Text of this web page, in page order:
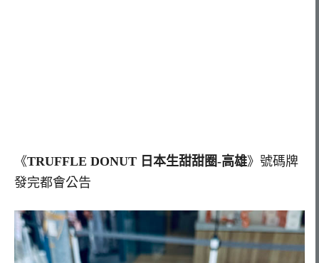
《TRUFFLE DONUT 日本生甜甜圈-高雄》號碼牌
發完都會公告